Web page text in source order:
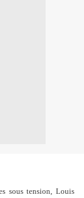
sous tension, Louis